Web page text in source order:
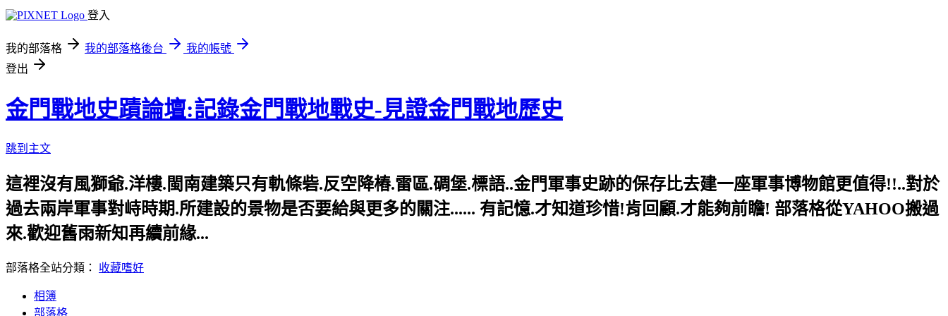
登入
我的部落格 我的部落格後台
我的帳號
登出
金門戰地史蹟論壇:記錄金門戰地戰史-見證金門戰地歷史
跳到主文
這裡沒有風獅爺.洋樓.閩南建築只有軌條砦.反空降樁.雷區.碉堡.標語..金門軍事史跡的保存比去建一座軍事博物館更值得!!..對於
過去兩岸軍事對峙時期.所建設的景物是否要給與更多的關注...... 有記憶.才知道珍惜!肯回顧.才能夠前瞻! 部落格從YAHOO搬過
來.歡迎舊雨新知再續前緣...
部落格全站分類： 收藏嗜好
相簿
部落格